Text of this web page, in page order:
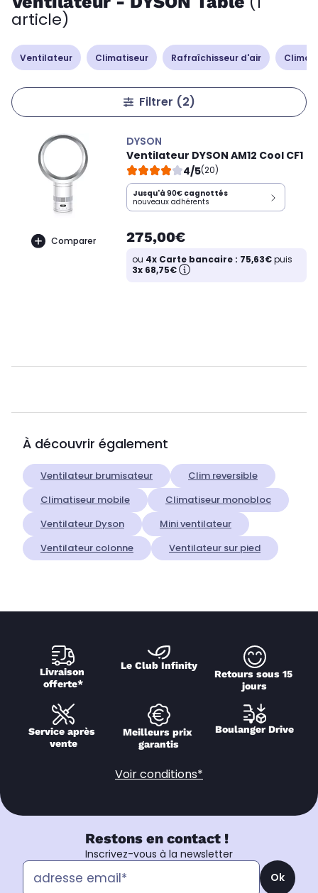
article)
Ventilateur Climatiseur Rafraîchisseur d'air
Filtrer (2)
Comparer
DYSON
Ventilateur DYSON AM12 Cool CF1
4/5(20)
Jusqu'à 90€ cagnottés
nouveaux adhérents
275,00€
ou 4x Carte bancaire : 75,63€puis
3x 68,75€
À découvrir également
Ventilateur brumisateur
Clim reversible
Climatiseur mobile
Climatiseur monobloc
Ventilateur Dyson
Mini ventilateur
Ventilateur colonne
Ventilateur sur pied
Livraison
offerte*
Le Club Infinity
Retours sous 15
jours
Service après
vente
Meilleurs prix
garantis
Boulanger Drive
Voir conditions*
Restons en contact !
Inscrivez-vous à la newsletter
Ok